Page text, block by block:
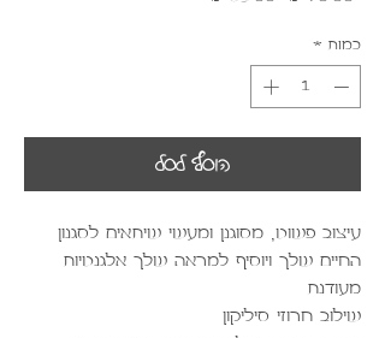
כמות *
הוסף לסל
עיצוב פשוט, מסוגנן ומעשי שיתאים לסגנון
החיים שלך ויוסיף למראה שלך אלגנטיות
מעודנת.
שילוב חרוזי סיליקון.